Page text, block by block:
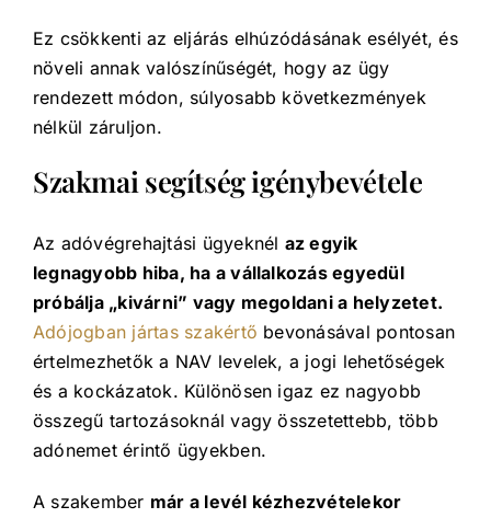
Ez csökkenti az eljárás elhúzódásának esélyét, és
növeli annak valószínűségét, hogy az ügy
rendezett módon, súlyosabb következmények
nélkül záruljon.
Szakmai segítség igénybevétele
Az adóvégrehajtási ügyeknél az egyik
legnagyobb hiba, ha a vállalkozás egyedül
próbálja „kivárni” vagy megoldani a helyzetet.
Adójogban jártas szakértő bevonásával pontosan
értelmezhetők a NAV levelek, a jogi lehetőségek
és a kockázatok. Különösen igaz ez nagyobb
összegű tartozásoknál vagy összetettebb, több
adónemet érintő ügyekben.
A szakember már a levél kézhezvételekor